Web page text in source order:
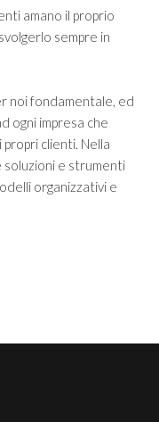
amano il proprio
sempre in
noi fondamentale, ed
ogni impresa che
clienti. Nella
e strumenti
organizzativi e